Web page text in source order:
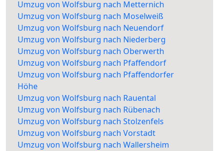
Umzug von Wolfsburg nach Metternich
Umzug von Wolfsburg nach Moselweiß
Umzug von Wolfsburg nach Neuendorf
Umzug von Wolfsburg nach Niederberg
Umzug von Wolfsburg nach Oberwerth
Umzug von Wolfsburg nach Pfaffendorf
Umzug von Wolfsburg nach Pfaffendorfer
Höhe
Umzug von Wolfsburg nach Rauental
Umzug von Wolfsburg nach Rübenach
Umzug von Wolfsburg nach Stolzenfels
Umzug von Wolfsburg nach Vorstadt
Umzug von Wolfsburg nach Wallersheim